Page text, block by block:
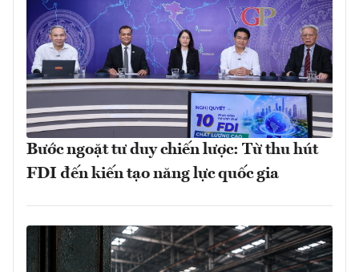
Bước ngoặt tư duy chiến lược: Từ thu hút
FDI đến kiến tạo năng lực quốc gia